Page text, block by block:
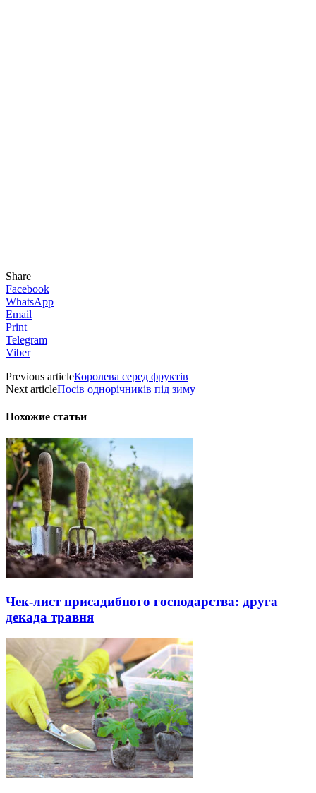
Share
Facebook
WhatsApp
Email
Print
Telegram
Viber
Previous articleКоролева серед фруктів
Next articleПосів однорічників під зиму
Похожие статьи
Чек-лист присадибного господарства: друга
декада травня